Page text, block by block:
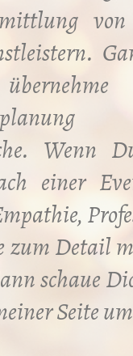
von
Wenn
einer
zum Detail
schaue
Seite